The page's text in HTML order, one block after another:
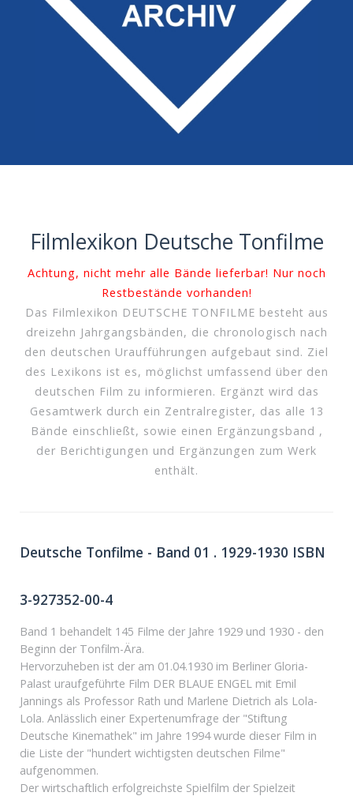
Filmlexikon Deutsche Tonfilme
Achtung, nicht mehr alle Bände lieferbar! Nur noch
Restbestände vorhanden!
Das Filmlexikon DEUTSCHE TONFILME besteht aus
dreizehn Jahrgangsbänden, die chronologisch nach
den deutschen Uraufführungen aufgebaut sind. Ziel
des Lexikons ist es, möglichst umfassend über den
deutschen Film zu informieren. Ergänzt wird das
Gesamtwerk durch ein Zentralregister, das alle 13
Bände einschließt, sowie einen Ergänzungsband ,
der Berichtigungen und Ergänzungen zum Werk
enthält.
Deutsche Tonfilme - Band 01 . 1929-1930 ISBN
3-927352-00-4
Band 1 behandelt 145 Filme der Jahre 1929 und 1930 - den
Beginn der Tonfilm-Ära.
Hervorzuheben ist der am 01.04.1930 im Berliner Gloria-
Palast uraufgeführte Film DER BLAUE ENGEL mit Emil
Jannings als Professor Rath und Marlene Dietrich als Lola-
Lola. Anlässlich einer Expertenumfrage der "Stiftung
Deutsche Kinemathek" im Jahre 1994 wurde dieser Film in
die Liste der "hundert wichtigsten deutschen Filme"
aufgenommen.
Der wirtschaftlich erfolgreichste Spielfilm der Spielzeit